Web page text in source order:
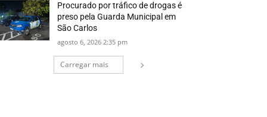
Procurado por tráfico de drogas é
preso pela Guarda Municipal em
São Carlos
agosto 6, 2026 2:35 pm
Carregar mais